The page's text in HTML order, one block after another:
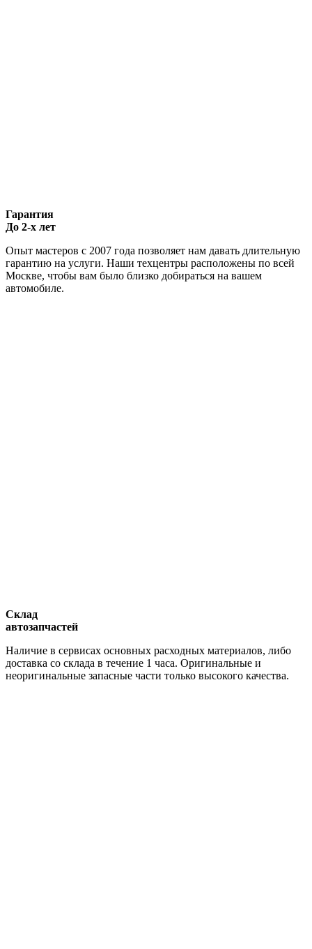
Гарантия
До 2-х лет
Опыт мастеров с 2007 года позволяет нам давать длительную
гарантию на услуги. Наши техцентры расположены по всей
Москве, чтобы вам было близко добираться на вашем
автомобиле.
Склад
автозапчастей
Наличие в сервисах основных расходных материалов, либо
доставка со склада в течение 1 часа. Оригинальные и
неоригинальные запасные части только высокого качества.